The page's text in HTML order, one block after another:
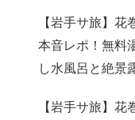
【岩手サ旅】
本音レポ！無料
し水風呂と絶景
【岩手サ旅】